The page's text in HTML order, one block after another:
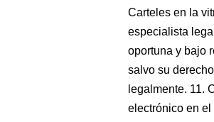
Carteles en la
especialista
oportuna y bajo
salvo su
legalmente. 11.
electrónico en